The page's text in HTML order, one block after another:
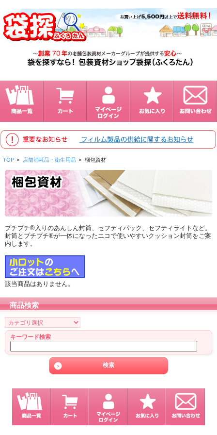
TOP > 店舗消耗品・衛生用品 > 梱包資材
プチプチ®入りのあんしん封筒、セフティパック、セフティライトなど。
封筒とプチプチ®が一体になったエコで使いやすいクッション封筒をご案
内します。
該当商品はありません。
商品検索
キーワード検索